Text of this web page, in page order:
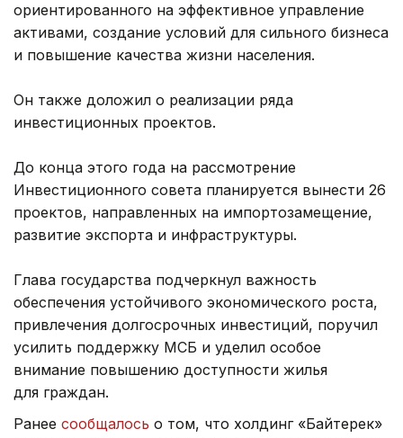
ориентированного на эффективное управление
активами, создание условий для сильного бизнеса
и повышение качества жизни населения.
Он также доложил о реализации ряда
инвестиционных проектов.
До конца этого года на рассмотрение
Инвестиционного совета планируется вынести 26
проектов, направленных на импортозамещение,
развитие экспорта и инфраструктуры.
Глава государства подчеркнул важность
обеспечения устойчивого экономического роста,
привлечения долгосрочных инвестиций, поручил
усилить поддержку МСБ и уделил особое
внимание повышению доступности жилья
для граждан.
Ранее сообщалось о том, что холдинг «Байтерек»